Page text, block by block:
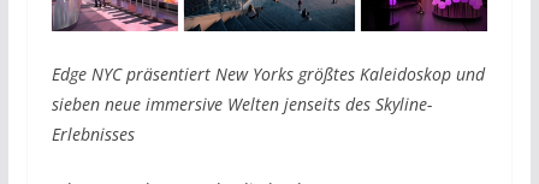
Edge NYC präsentiert New Yorks größtes Kaleidoskop und
sieben neue immersive Welten jenseits des Skyline-
Erlebnisses